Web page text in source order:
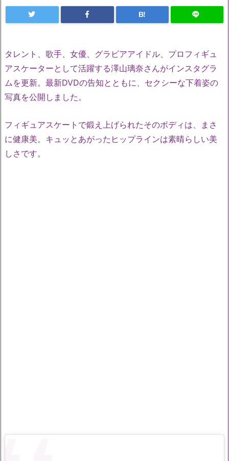
B!
タレント、歌手、女優、グラビアアイドル、プロフィギュ
アスケーターとして活躍する澤山璃奈さんがインスタグラ
ムを更新。最新DVDの告知とともに、セクシーな下着姿の
写真を公開しました。
フィギュアスケートで鍛え上げられたそのボディは、まさ
に健康美。キュッとあがったヒップラインは素晴らしい美
しさです。